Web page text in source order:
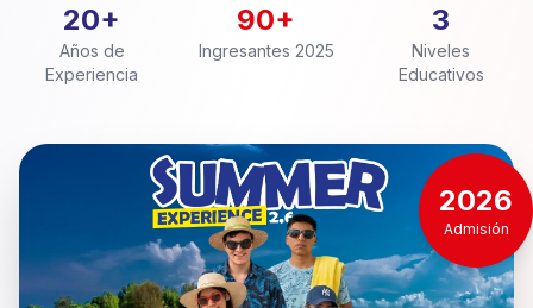
20+
Años de
Experiencia
90+
Ingresantes 2025
3
Niveles
Educativos
2026
Admisión